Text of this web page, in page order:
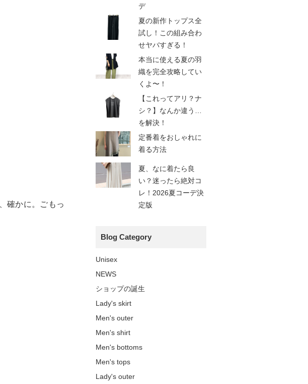
確かに。ごもっ
デ
夏の新作トップス全
試し！この組み合わ
せヤバすぎる！
本当に使える夏の羽
織を完全攻略してい
くよ〜！
【これってアリ？ナ
シ？】なんか違う…
を解決！
定番着をおしゃれに
着る方法
夏、なに着たら良
い？迷ったら絶対コ
レ！2026夏コーデ決
定版
Blog Category
Unisex
NEWS
ショップの誕生
Lady's skirt
Men's outer
Men's shirt
Men's bottoms
Men's tops
Lady's outer